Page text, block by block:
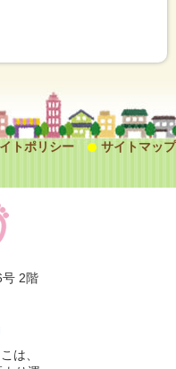
トポリシー サイトマップ
2階
は、